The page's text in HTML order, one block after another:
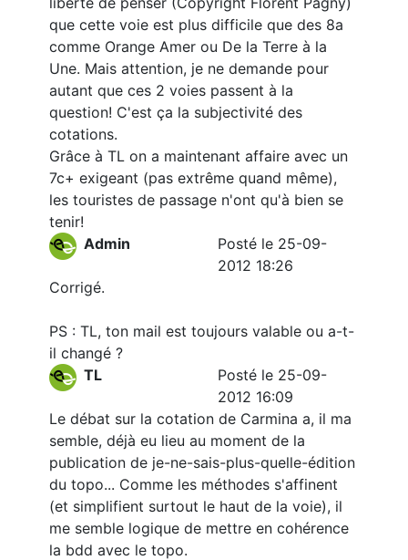
que cette voie est plus difficile que des 8a
comme Orange Amer ou De la Terre à la
Une. Mais attention, je ne demande pour
autant que ces 2 voies passent à la
question! C'est ça la subjectivité des
cotations.
Grâce à TL on a maintenant affaire avec un
7c+ exigeant (pas extrême quand même),
les touristes de passage n'ont qu'à bien se
tenir!
Admin
Posté le 25-09-
2012 18:26
Corrigé.
PS : TL, ton mail est toujours valable ou a-t-
il changé ?
TL
Posté le 25-09-
2012 16:09
Le débat sur la cotation de Carmina a, il ma
semble, déjà eu lieu au moment de la
publication de je-ne-sais-plus-quelle-édition
du topo... Comme les méthodes s'affinent
(et simplifient surtout le haut de la voie), il
me semble logique de mettre en cohérence
la bdd avec le topo.